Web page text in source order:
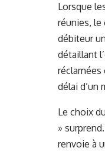
Lorsque
réunies, le
débiteur
détaillant
réclamées
délai d’un
Le choix
»
renvoie à